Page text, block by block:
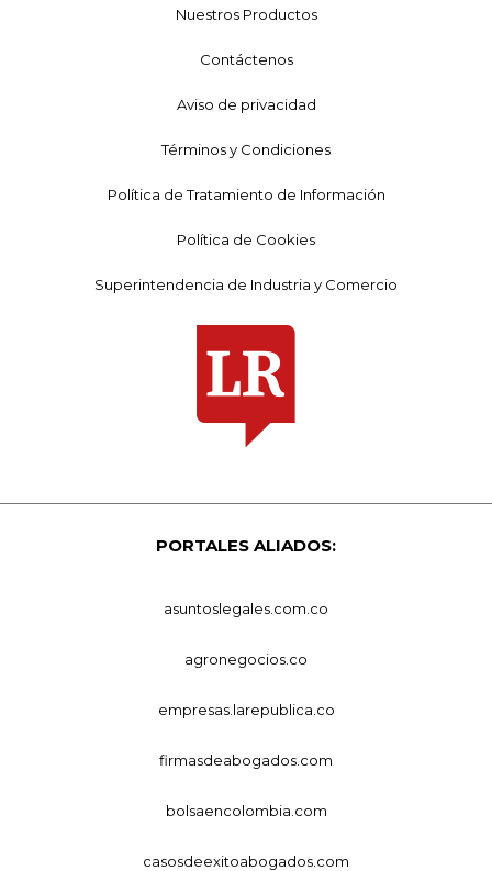
Nuestros Productos
Contáctenos
Aviso de privacidad
Términos y Condiciones
Política de Tratamiento de Información
Política de Cookies
Superintendencia de Industria y Comercio
PORTALES ALIADOS:
asuntoslegales.com.co
agronegocios.co
empresas.larepublica.co
firmasdeabogados.com
bolsaencolombia.com
casosdeexitoabogados.com